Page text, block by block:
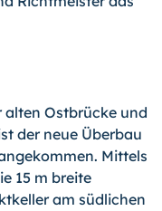
alten Ostbrücke und
der neue Überbau
Mittels
15 m breite
am südlichen